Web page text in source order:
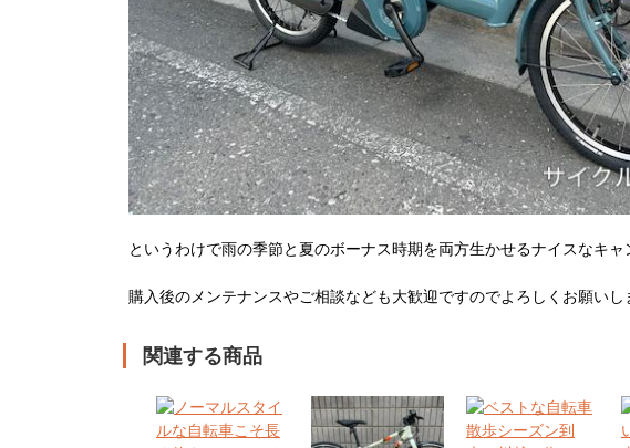
というわけで雨の季節と夏のボーナス時期を両方生かせるナイスなキャ
購入後のメンテナンスやご相談なども大歓迎ですのでよろしくお願いし
関連する商品